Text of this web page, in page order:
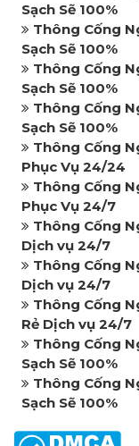
Sạch Sẽ 100%
Thông Cống
Sạch Sẽ 100%
Thông Cống
Sạch Sẽ 100%
Thông Cống
Sạch Sẽ 100%
Thông Cống
Phục Vụ 24/24
Thông Cống
Phục Vụ 24/7
Thông Cống
Dịch vụ 24/7
Thông Cống
Dịch vụ 24/7
Thông Cống
Rẻ Dịch vụ 24/7
Thông Cống
Sạch Sẽ 100%
Thông Cống
Sạch Sẽ 100%